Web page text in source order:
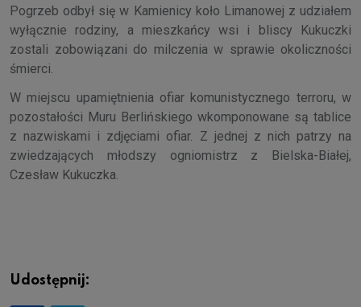
Pogrzeb odbył się w Kamienicy koło Limanowej z udziałem
wyłącznie rodziny, a mieszkańcy wsi i bliscy Kukuczki
zostali zobowiązani do milczenia w sprawie okoliczności
śmierci.
W miejscu upamiętnienia ofiar komunistycznego terroru, w
pozostałości Muru Berlińskiego wkomponowane są tablice
z nazwiskami i zdjęciami ofiar. Z jednej z nich patrzy na
zwiedzających młodszy ogniomistrz z Bielska-Białej,
Czesław Kukuczka.
Udostępnij: